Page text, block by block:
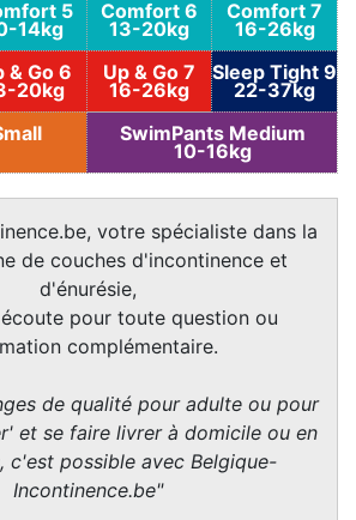
5
14kg
Comfort 6
13-20kg
Comfort 7
16-26kg
& Go 6
20kg
Up & Go 7
16-26kg
Sleep Tight 9
22-37kg
SwimPants Medium
10-16kg
votre spécialiste dans la
de couches d'incontinence et
d'énurésie,
pour toute question ou
complémentaire.
de qualité pour adulte ou pour
et se faire livrer à domicile ou en
c'est possible avec Belgique-
Incontinence.be"